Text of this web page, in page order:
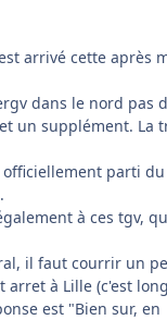
arrivé cette après
dans le nord pas
un supplément. La
parti du
à ces tgv,
il faut courrir un
à Lille (c'est
est "Bien sur, en